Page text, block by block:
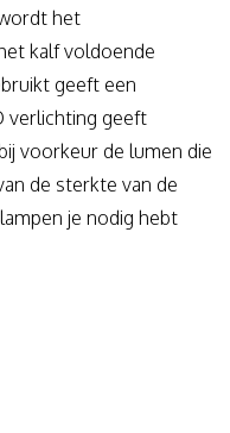
het
kalf voldoende
geeft een
verlichting geeft
voorkeur de lumen die
de sterkte van de
je nodig hebt